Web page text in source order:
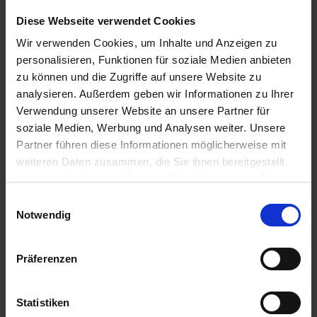
Diese Webseite verwendet Cookies
Wir verwenden Cookies, um Inhalte und Anzeigen zu
personalisieren, Funktionen für soziale Medien anbieten
zu können und die Zugriffe auf unsere Website zu
analysieren. Außerdem geben wir Informationen zu Ihrer
Verwendung unserer Website an unsere Partner für
soziale Medien, Werbung und Analysen weiter. Unsere
Partner führen diese Informationen möglicherweise mit
weiteren Daten zusammen, die Sie ihnen bereitgestellt
Notwendig
Präferenzen
Statistiken
links
14,86 € / St
IN DEN
WARENKORB
Beleuchtungssatz
35,31 € / St
IN DEN
WARENKORB
Anmelden für Ihren persönlichen Preis
27,82 €
33,11 €
inkl. 19% MwSt.
Lieferung voraussichtlich ab Dienstag, 11. August 2026